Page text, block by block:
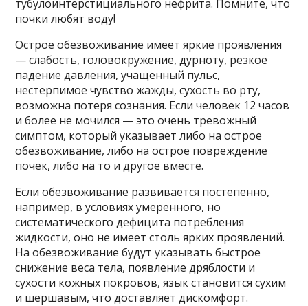
тубулоинтерстициального нефрита. Помните, что
почки любят воду!
Острое обезвоживание имеет яркие проявления
— слабость, головокружение, дурноту, резкое
падение давления, учащенный пульс,
нестерпимое чувство жажды, сухость во рту,
возможна потеря сознания. Если человек 12 часов
и более не мочился — это очень тревожный
симптом, который указывает либо на острое
обезвоживание, либо на острое повреждение
почек, либо на то и другое вместе.
Если обезвоживание развивается постепенно,
например, в условиях умеренного, но
систематического дефицита потребления
жидкости, оно не имеет столь ярких проявлений.
На обезвоживание будут указывать быстрое
снижение веса тела, появление дряблости и
сухости кожных покровов, язык становится сухим
и шершавым, что доставляет дискомфорт.